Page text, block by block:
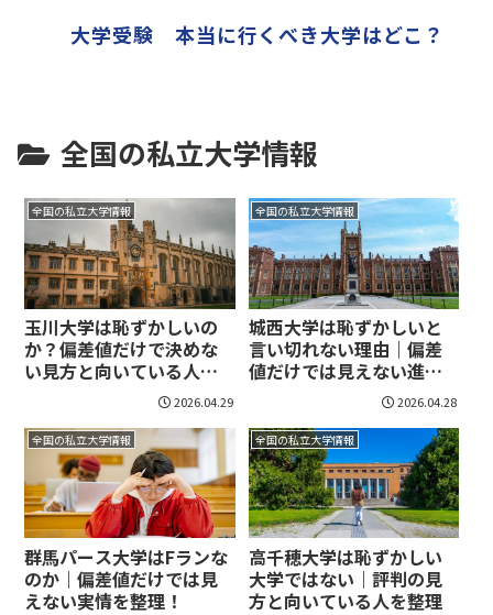
大学受験 本当に行くべき大学はどこ？
全国の私立大学情報
全国の私立大学情報
玉川大学は恥ずかしいの
か？偏差値だけで決めな
い見方と向いている人を
2026.04.29
全国の私立大学情報
城西大学は恥ずかしいと
言い切れない理由｜偏差
値だけでは見えない進学
判断の軸を整理！ 2026.04.28
全国の私立大学情報
群馬パース大学はFランな
のか｜偏差値だけでは見
えない実情を整理！
全国の私立大学情報
高千穂大学は恥ずかしい
大学ではない｜評判の見
方と向いている人を整理